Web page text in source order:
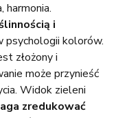
harmonia.
i
psychologii kolorów.
złożony i
może przynieść
Widok zieleni
zredukować